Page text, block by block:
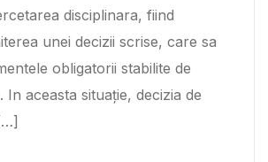
disciplinara, fiind
unei decizii scrise, care sa
obligatorii stabilite de
In aceasta situație, decizia de